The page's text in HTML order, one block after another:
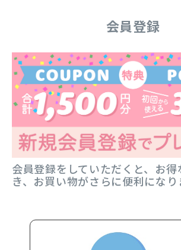
会員登録
会員登録をしていただくと、お得
き、お買い物がさらに便利になり